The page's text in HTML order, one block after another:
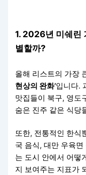
1. 2026년 미쉐린
별할까?
올해 리스트의 가장
현상의 완화’입니다.
맛집들이 북구, 영도
숨은 진주 같은 식당
또한, 전통적인 한식
국 음식, 대만 우육
는 도시 안에서 어떻
지 보여주는 지표가